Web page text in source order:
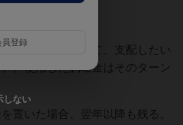
時に裏側を向けて、⽀配したい
。使⽤した調略⾦はそのターン
置いた場合、翌年以降も残る。
員登録
しない